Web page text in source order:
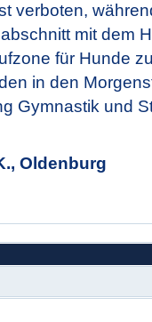
verboten,
mit dem
für Hunde
in den
Gymnastik und
Oldenburg